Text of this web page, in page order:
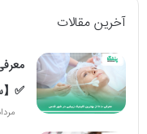
آخرین مقالات
✅【
مرداد 17,